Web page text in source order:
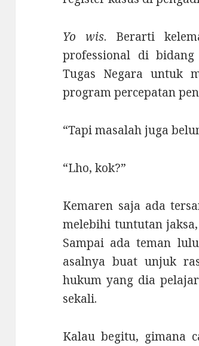
Yo wis. Berarti
professional di
Tugas Negara untuk
program percepatan
“Tapi masalah juga
“Lho, kok?”
Kemaren saja ada
melebihi tuntutan
Sampai ada teman
asalnya buat unjuk
hukum yang dia
sekali.
Kalau begitu, gimana